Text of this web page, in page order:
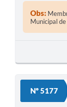
Obs:
Municipal
Nº 5177